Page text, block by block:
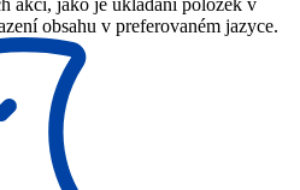
obsahu v preferovaném jazyce.